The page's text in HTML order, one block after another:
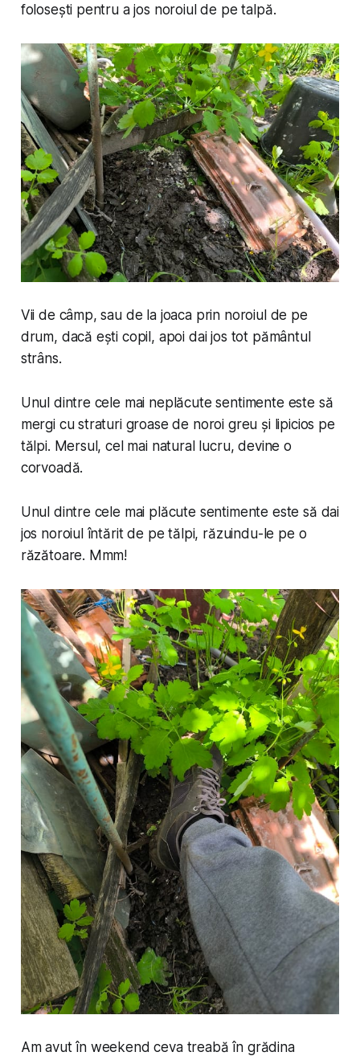
folosești pentru a jos noroiul de pe talpă.
Vii de câmp, sau de la joaca prin noroiul de pe
drum, dacă ești copil, apoi dai jos tot pământul
strâns.
Unul dintre cele mai neplăcute sentimente este să
mergi cu straturi groase de noroi greu și lipicios pe
tălpi. Mersul, cel mai natural lucru, devine o
corvoadă.
Unul dintre cele mai plăcute sentimente este să dai
jos noroiul întărit de pe tălpi, răzuindu-le pe o
răzătoare. Mmm!
Am avut în weekend ceva treabă în grădina